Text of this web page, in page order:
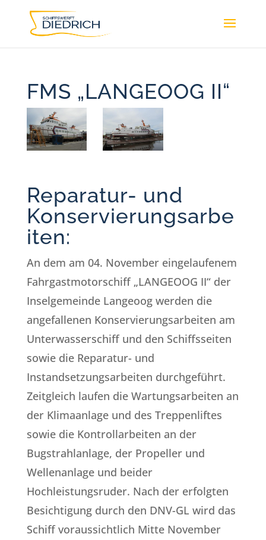
FMS „LANGEOOG II“
Reparatur- und
Konservierungsarbe
iten:
An dem am 04. November eingelaufenem
Fahrgastmotorschiff „LANGEOOG II“ der
Inselgemeinde Langeoog werden die
angefallenen Konservierungsarbeiten am
Unterwasserschiff und den Schiffsseiten
sowie die Reparatur- und
Instandsetzungsarbeiten durchgeführt.
Zeitgleich laufen die Wartungsarbeiten an
der Klimaanlage und des Treppenliftes
sowie die Kontrollarbeiten an der
Bugstrahlanlage, der Propeller und
Wellenanlage und beider
Hochleistungsruder. Nach der erfolgten
Besichtigung durch den DNV-GL wird das
Schiff voraussichtlich Mitte November